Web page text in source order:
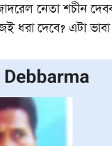
নেতা শচীন
ধরা দেবে? এটা ভাবা